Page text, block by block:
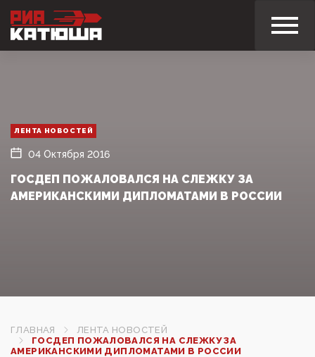
ЛЕНТА НОВОСТЕЙ
04 Октября 2016
ГОСДЕП ПОЖАЛОВАЛСЯ НА СЛЕЖКУ ЗА
АМЕРИКАНСКИМИ ДИПЛОМАТАМИ В РОССИИ
ГЛАВНАЯ
ЛЕНТА НОВОСТЕЙ
ГОСДЕП ПОЖАЛОВАЛСЯ НА СЛЕЖКУ ЗА
АМЕРИКАНСКИМИ ДИПЛОМАТАМИ В РОССИИ